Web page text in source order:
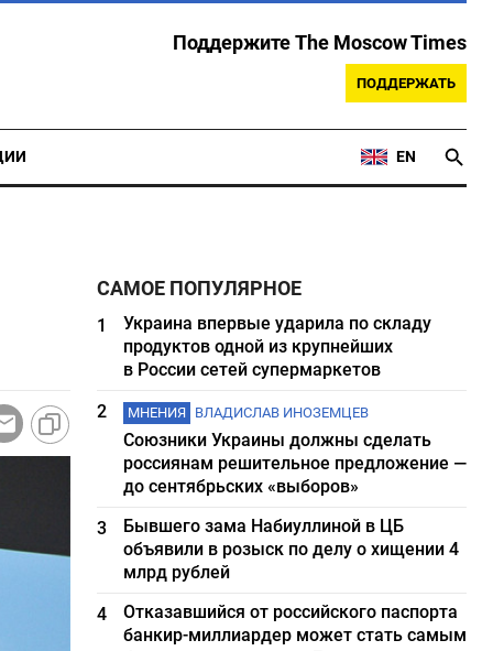
Поддержите The Moscow Times
ПОДДЕРЖАТЬ
EN
САМОЕ ПОПУЛЯРНОЕ
1
Украина впервые ударила по складу
продуктов одной из крупнейших
в России сетей супермаркетов
2
МНЕНИЯ ВЛАДИСЛАВ ИНОЗЕМЦЕВ
Союзники Украины должны сделать
россиянам решительное предложение —
до сентябрьских «выборов»
3
Бывшего зама Набиуллиной в ЦБ
объявили в розыск по делу о хищении 4
млрд рублей
4
Отказавшийся от российского паспорта
банкир-миллиардер может стать самым